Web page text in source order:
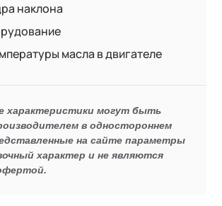
наклона
масла в двигателе
характеристики могут быть
в одностороннем
на сайте параметры
характер и не являются